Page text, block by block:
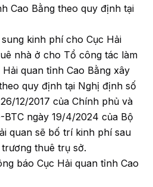
Cao Bằng theo quy định tại
kinh phí cho Cục Hải
nhà ở cho Tổ công tác làm
quan tỉnh Cao Bằng xây
quy định tại Nghị định số
12/2017 của Chính phủ và
ngày 19/4/2024 của Bộ
quan sẽ bố trí kinh phí sau
thuê trụ sở.
báo Cục Hải quan tỉnh Cao